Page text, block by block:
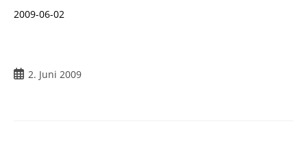
2009-06-02
Beitrag
2. Juni 2009